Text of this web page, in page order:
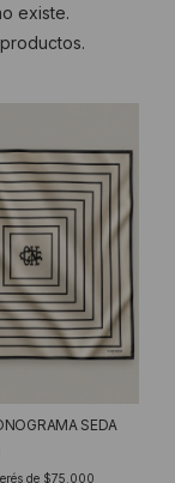
existe.
SEDA
de $75.000